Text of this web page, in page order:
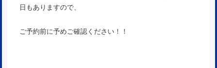
日もありますので、
ご予約前に予めご確認ください！！